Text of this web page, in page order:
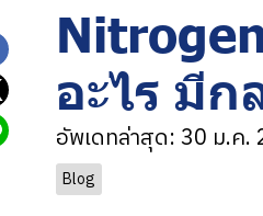
อะไร มีก
อัพเดทล่าสุด: 30 ม.ค.
Blog